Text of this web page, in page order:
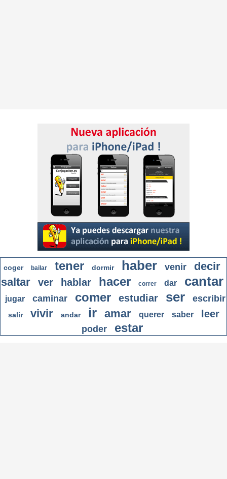
coger bailar tener dormir haber venir
decir
saltar
ver hablar hacer correr dar cantar
jugar caminar comer estudiar ser escribir
salir vivir andar ir amar querer saber leer
poder estar